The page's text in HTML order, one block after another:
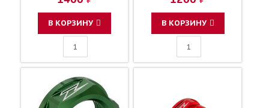
В КОРЗИНУ В КОРЗИНУ